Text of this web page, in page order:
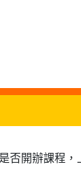
開辦課程